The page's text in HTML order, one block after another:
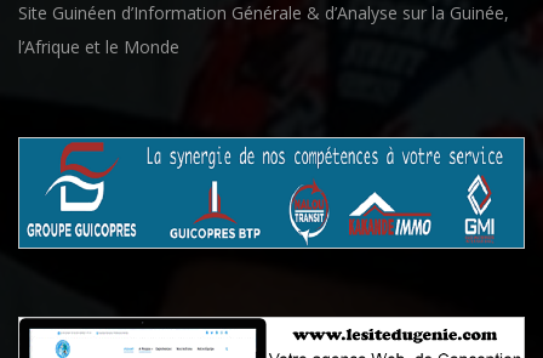
Site Guinéen d’Information Générale & d’Analyse sur la Guinée,
l’Afrique et le Monde